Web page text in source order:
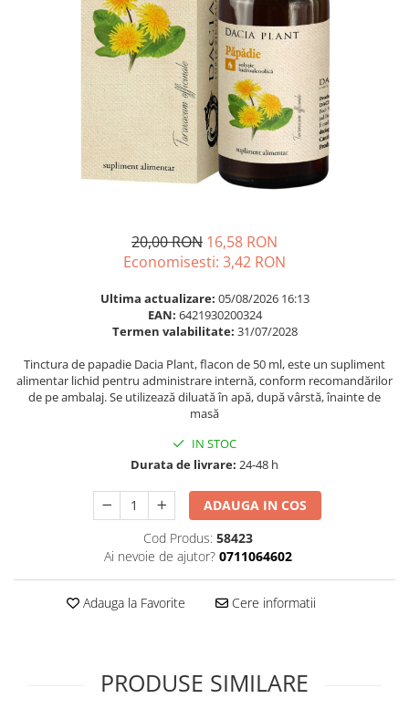
Par si unghii
Probiotice si prebiotice
Sanatate urinara
Sistemul respirator
Supliment Magneziu
Supliment Vitamina B
Supliment Vitamina C
Tincturi si Gemoderivate
Vitamine si minerale
Balsam masca si tratament
Produse cu SPF Pentru Fata
Repelenti insecte
20,00 RON 16,58 RON
Economisesti: 3,42 RON
Ultima actualizare: 05/08/2026 16:13
EAN: 6421930200324
Termen valabilitate: 31/07/2028
Tinctura de papadie Dacia Plant, flacon de 50 ml, este un supliment
alimentar lichid pentru administrare internă, conform recomandărilor
de pe ambalaj. Se utilizează diluată în apă, după vârstă, înainte de
masă
IN STOC
Durata de livrare: 24-48 h
ADAUGA IN COS
Cod Produs: 58423
Ai nevoie de ajutor? 0711064602
Adauga la Favorite Cere informatii
PRODUSE SIMILARE